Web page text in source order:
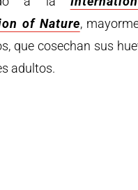
of Nature,
que cosechan sus
adultos.